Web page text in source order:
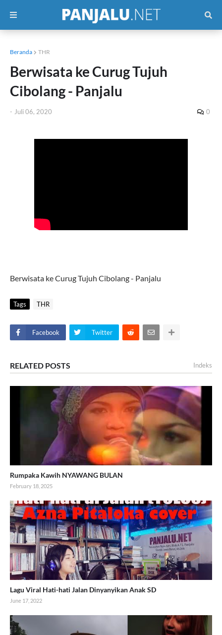
Beranda THR
Berwisata ke Curug Tujuh
Cibolang - Panjalu
- Juli 06, 2020 0
Berwisata ke Curug Tujuh Cibolang - Panjalu
Tags THR
Facebook Twitter
RELATED POSTS Indeks
Rumpaka Kawih NYAWANG BULAN
February 18, 2025
Lagu Viral Hati-hati Jalan Dinyanyikan Anak SD
June 17, 2022